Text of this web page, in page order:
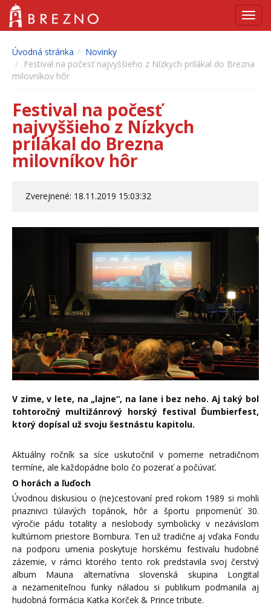
Úvodná stránka
Novinky
Festival na počesť najvyššieho z Nízkych prilákal do Brezna
milovníkov hôr
Festival na počesť
najvyššieho z Nízkych
prilákal do Brezna
milovníkov hôr
Zverejnené: 18.11.2019 15:03:32
V zime, v lete, na „lajne“, na lane i bez neho. Aj taký bol
tohtoročný multižánrový horský festival Ďumbierfest,
ktorý dopísal už svoju šestnástu kapitolu.
Aktuálny ročník sa síce uskutočnil v pomerne netradičnom
termíne, ale každopádne bolo čo pozerať a počúvať.
O horách a ľuďoch
Úvodnou diskusiou o (ne)cestovaní pred rokom 1989 si mohli
priaznivci túlavých topánok, hôr a športu pripomenúť 30.
výročie pádu totality a neslobody symbolicky v nezávislom
kultúrnom priestore Bombura. Ten už tradične aj vďaka Fondu
na podporu umenia poskytuje horskému festivalu hudobné
zázemie, v rámci ktorého tento rok predstavila svoj čerstvý
album Mauna alternatívna slovenská skupina Longital
a nezameniteľnou funky náladou si publikum podmanila aj
hudobná formácia Katka Korček & Prince tribute.